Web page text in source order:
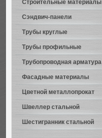
Строительные материалы
Сэндвич-панели
Трубы круглые
Трубы профильные
Трубопроводная арматура
Фасадные материалы
Цветной металлопрокат
Швеллер стальной
Шестигранник стальной